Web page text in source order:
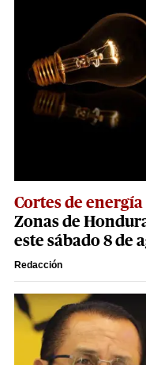
Cortes de energía
Zonas de
este sábado 8 de
Redacción